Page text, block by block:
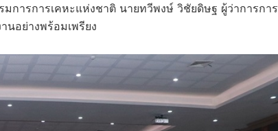
การการเคหะแห่งชาติ นายทวีพงษ์ วิชัยดิษฐ ผู้ว่าการการ
นอย่างพร้อมเพรียง